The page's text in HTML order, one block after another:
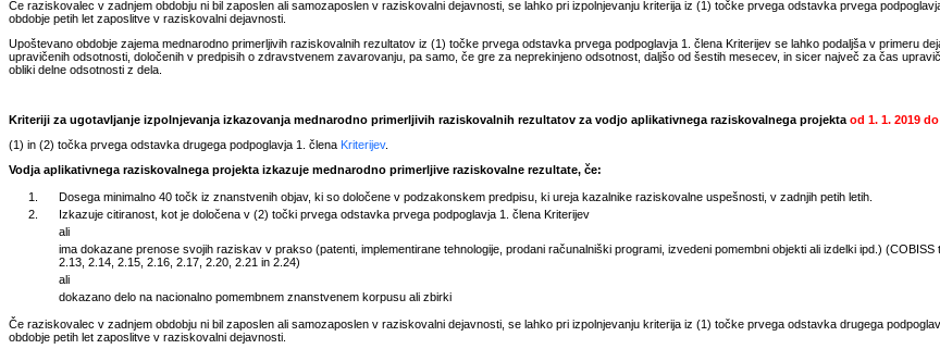
Če raziskovalec v zadnjem obdobju ni bil zaposlen ali samozaposlen v raziskovalni dejavnosti, se lahko pri izpolnjevanju kriterija iz (1) točke prvega odstavka prvega
obdobje petih let zaposlitve v raziskovalni dejavnosti.
Upoštevano obdobje zajema mednarodno primerljivih raziskovalnih rezultatov iz (1) točke prvega odstavka prvega podpoglavja 1. člena Kriterijev se lahko podaljša v primeru
upravičenih odsotnosti, določenih v predpisih o zdravstvenem zavarovanju, pa samo, če gre za neprekinjeno odsotnost, daljšo od šestih mesecev, in sicer največ za čas
obliki delne odsotnosti z dela.
Kriteriji za ugotavljanje izpolnjevanja izkazovanja mednarodno primerljivih raziskovalnih rezultatov za vodjo aplikativnega raziskovalnega projektaod 1. 1. 2019 do
(1) in (2) točka prvega odstavka drugega podpoglavja 1. člena Kriterijev.
Vodja aplikativnega raziskovalnega projekta izkazuje mednarodno primerljive raziskovalne rezultate, če:
1. Dosega minimalno 40 točk iz znanstvenih objav, ki so določene v podzakonskem predpisu, ki ureja kazalnike raziskovalne uspešnosti, v zadnjih petih letih.
2.
Izkazuje citiranost, kot je določena v (2) točki prvega odstavka prvega podpoglavja 1. člena Kriterijev
ali
ima dokazane prenose svojih raziskav v prakso (patenti, implementirane tehnologije, prodani računalniški programi, izvedeni pomembni objekti ali izdelki ipd.) (COBISS
2.13, 2.14, 2.15, 2.16, 2.17, 2.20, 2.21 in 2.24)
ali
dokazano delo na nacionalno pomembnem znanstvenem korpusu ali zbirki
Če raziskovalec v zadnjem obdobju ni bil zaposlen ali samozaposlen v raziskovalni dejavnosti, se lahko pri izpolnjevanju kriterija iz (1) točke prvega odstavka drugega
obdobje petih let zaposlitve v raziskovalni dejavnosti.